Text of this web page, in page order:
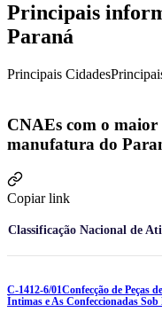
Principais
Paraná
Principais Cidades
CNAEs com o maior
manufatura do
Copiar link
Classificação Nacional de
C-1412-6/01Confecção de Peças
Íntimas e As Confeccionadas Sob